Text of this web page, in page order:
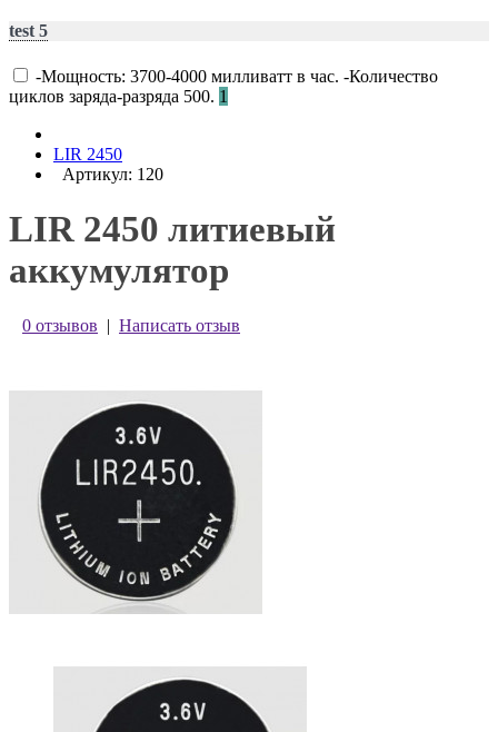
test 5
-Мощность: 3700-4000 милливатт в час. -Количество
циклов заряда-разряда 500. 1
LIR 2450
Артикул: 120
LIR 2450 литиевый
аккумулятор
0 отзывов | Написать отзыв